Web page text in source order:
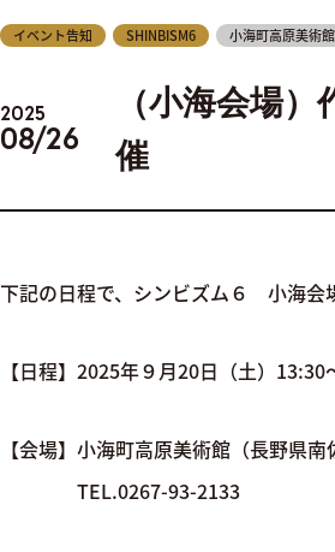
イベント告知 SHINBISM6 小海町高原美術館
2025
08/26
（小海会場
催
下記の日程で、シンビズム６ 小海会
【日程】2025年９月20日（土）13:30
【会場】小海町高原美術館（長野県南
TEL.0267-93-2133
会場一覧 作家一覧